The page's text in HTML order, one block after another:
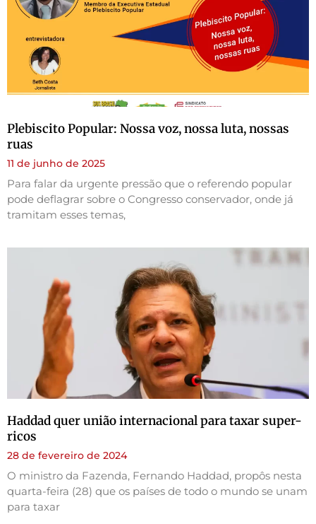
Plebiscito Popular: Nossa voz, nossa luta, nossas
ruas
11 de junho de 2025
Para falar da urgente pressão que o referendo popular
pode deflagrar sobre o Congresso conservador, onde já
tramitam esses temas,
Haddad quer união internacional para taxar super-
ricos
28 de fevereiro de 2024
O ministro da Fazenda, Fernando Haddad, propôs nesta
quarta-feira (28) que os países de todo o mundo se unam
para taxar